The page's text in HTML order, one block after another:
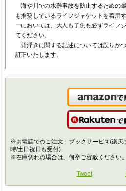
海や川での水難事故を防止するための
も推奨しているライフジャケットを着用
ーにおいては、大人も子供も必ずライフ
てください。
背浮きに関する記述については誤りか
訂正いたします。
※お電話でのご注文：ブックサービス(楽天
時/土日祝日も受付)
※在庫切れの場合は、何卒ご容赦ください。
Tweet